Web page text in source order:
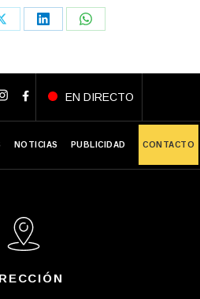
Share
X
Share
LinkedIn
Share
WhatsApp
EN DIRECTO
NOTICIAS PUBLICIDAD CONTACTO